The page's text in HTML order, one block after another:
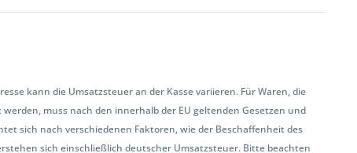
kann die Umsatzsteuer an der Kasse variieren. Für Waren, die
muss nach den innerhalb der EU geltenden Gesetzen und
sich nach verschiedenen Faktoren, wie der Beschaffenheit des
sich einschließlich deutscher Umsatzsteuer. Bitte beachten